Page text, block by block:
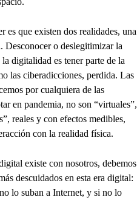
es que existen dos realidades, una
Desconocer o deslegitimizar la
digitalidad es tener parte de la
las ciberadicciones, perdida. Las
por cualquiera de las
en pandemia, no son “virtuales”,
reales y con efectos medibles,
con la realidad física.
existe con nosotros, debemos
descuidados en esta era digital:
lo suban a Internet, y si no lo